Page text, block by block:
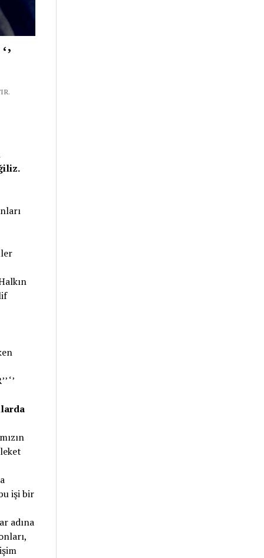
‘’
işi bir
adına